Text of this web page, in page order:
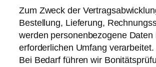
Zum Zweck der
Bestellung, Lieferung,
werden personenbezogene Daten
erforderlichen Umfang verarbeitet.
Bei Bedarf führen wir